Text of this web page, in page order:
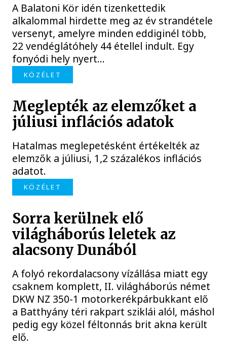
A Balatoni Kör idén tizenkettedik
alkalommal hirdette meg az év strandétele
versenyt, amelyre minden eddiginél több,
22 vendéglátóhely 44 étellel indult. Egy
fonyódi hely nyert...
KÖZÉLET
Meglepték az elemzőket a
júliusi inflációs adatok
Hatalmas meglepetésként értékelték az
elemzők a júliusi, 1,2 százalékos inflációs
adatot.
KÖZÉLET
Sorra kerülnek elő
világháborús leletek az
alacsony Dunából
A folyó rekordalacsony vízállása miatt egy
csaknem komplett, II. világháborús német
DKW NZ 350-1 motorkerékpárbukkant elő
a Batthyány téri rakpart sziklái alól, máshol
pedig egy közel féltonnás brit akna került
elő.